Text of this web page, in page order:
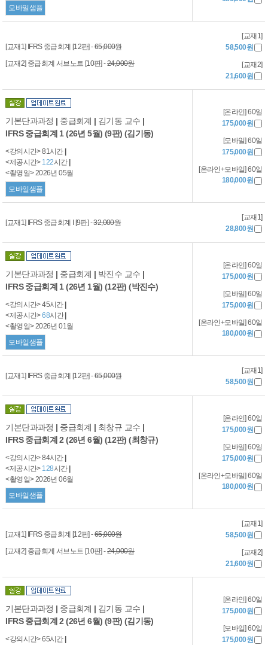
모바일샘플
[교재1] IFRS 중급회계 [12판] -65,000원
[교재2] 중급회계 서브노트 [10판] -24,000원
[교재1]
58,500원
[교재2]
21,600원
기본단과과정 | 중급회계 | 김기동 교수 |
IFRS 중급회계 1 (26년 5월) (9판) (김기동)
<강의시간> 81시간
<제공시간> 122시간
<촬영일> 2026년 05월
모바일샘플
[온라인] 60일
175,000원
[모바일] 60일
175,000원
[온라인+모바일] 60일
180,000원
[교재1] IFRS 중급회계 I [9판] -32,000원
[교재1]
28,800원
기본단과과정 | 중급회계 | 박진수 교수 |
IFRS 중급회계 1 (26년 1월) (12판) (박진수)
<강의시간> 45시간
<제공시간>68시간
<촬영일> 2026년 01월
모바일샘플
[온라인] 60일
175,000원
[모바일] 60일
175,000원
[온라인+모바일] 60일
180,000원
[교재1] IFRS 중급회계 [12판] -65,000원
[교재1]
58,500원
기본단과과정 | 중급회계 | 최창규 교수 |
IFRS 중급회계 2 (26년 6월) (12판) (최창규)
<강의시간> 84시간
<제공시간> 128시간
<촬영일> 2026년 06월
모바일샘플
[온라인] 60일
175,000원
[모바일] 60일
175,000원
[온라인+모바일] 60일
180,000원
[교재1] IFRS 중급회계 [12판] -65,000원
[교재2] 중급회계 서브노트 [10판] -24,000원
[교재1]
58,500원
[교재2]
21,600원
기본단과과정 | 중급회계 | 김기동 교수 |
IFRS 중급회계 2 (26년 6월) (9판) (김기동)
<강의시간> 65시간
[온라인] 60일
175,000원
[모바일] 60일
175,000원